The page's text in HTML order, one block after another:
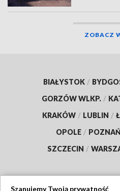
ZOBACZ
BIAŁYSTOK /
GORZÓW WLKP. /
KRAKÓW / LUBLIN /
OPOLE / POZNAŃ
SZCZECIN /
Szanujemy Twoją prywatność